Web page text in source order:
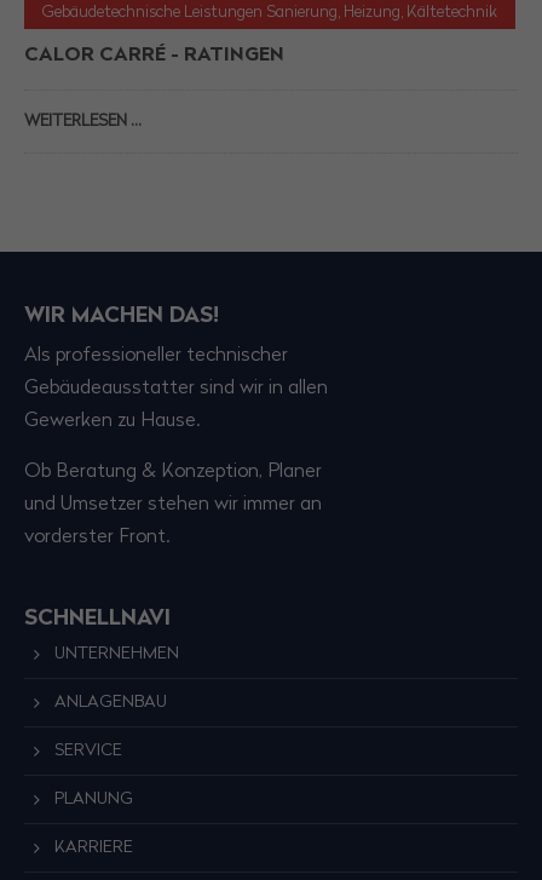
Gebäudetechnische Leistungen Sanierung, Heizung, Kältetechnik
CALOR CARRÉ - RATINGEN
WEITERLESEN …
WIR MACHEN DAS!
Als professioneller technischer
Gebäudeausstatter sind wir in allen
Gewerken zu Hause.
Ob Beratung & Konzeption, Planer
und Umsetzer stehen wir immer an
vorderster Front.
SCHNELLNAVI
UNTERNEHMEN
ANLAGENBAU
SERVICE
PLANUNG
KARRIERE